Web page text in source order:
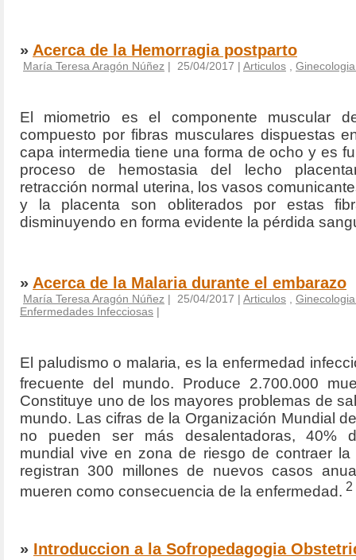
» Acerca de la Hemorragia postparto
María Teresa Aragón Núñez | 25/04/2017 | Articulos
El miometrio es el componente muscular
compuesto por fibras musculares dispuestas
capa intermedia tiene una forma de ocho y es
proceso de hemostasia del lecho
retracción normal uterina, los vasos
y la placenta son obliterados por estas
disminuyendo en forma evidente la pérdida
» Acerca de la Malaria durante el embarazo
María Teresa Aragón Núñez | 25/04/2017 | Articulos
Enfermedades Infecciosas |
El paludismo o malaria, es la enfermedad
frecuente del mundo. Produce 2.700.000
Constituye uno de los mayores problemas de
mundo. Las cifras de la Organización Mundial
no pueden ser más desalentadoras, 40%
mundial vive en zona de riesgo de contraer la
registran 300 millones de nuevos casos
mueren como consecuencia de la enfermedad. 2
» Introduccion a la Sofropedagogia